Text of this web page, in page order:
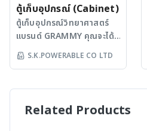
ละเอียดสินค้าเพิ่มเติมได้ที่ :
www.skpower.co.th/ne
w_front/products-
ตอบโจทย์การใช้งาน
ออกแบบมาให้ทำงานได้อย่าง
มีเสถียรภาพ ไม่ว่าจะอยู่ใน
เพื่อยกระดับภาพลักษณ์ความ
เป็นมืออาชีพให้กับห้องปฏิบัติ
รับประกันสินค้านาน 2 ปี
ผู้ผลิตได้รับการการันตีด้วย
มาตรฐานรางวัลมากมาย
อาทิ ISO 9001, ISO
คุณมั่นใจในความแข็งแรง
ห้องปฏิบัติการของเรา
งาน นั่งสบาย ลดความเมื่อย
ตู้เก็บอุปกรณ์ (Cabinet)
ตู้เก็บอุปกรณ์วิทยาศาสตร์
แบรนด์ GRAMMY คุณจะได้
รับมากกว่าความคุ้มค่า เพราะ
เรามีทีมวิศวกรผู้เชี่ยวชาญ
มากกว่า 30 ปี ที่พร้อมส่ง
ที่ตอบโจทย์การใช้งานในทุก
S.K.POWERABLE CO LTD
Related Products